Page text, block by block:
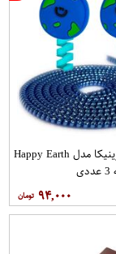
محافظ کابل رینیکا مدل Happy Earth
۹۴,۰۰۰